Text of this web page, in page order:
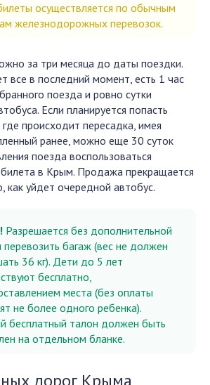
осуществляется по обычным
железнодорожных перевозок.
за три месяца до даты поездки.
все в последний момент, есть 1 час
поезда и ровно сутки
Если планируется попасть
происходит пересадка, имея
ранее, можно еще 30 суток
поезда воспользоваться
в Крым. Продажа прекращается
как уйдет очередной автобус.
Разрешается без дополнительной
багаж (вес не должен
36 кг). Дети до 5 лет
бесплатно,
места (без оплаты
не более одного ребенка).
бесплатный талон должен быть
на отдельном бланке.
дорог Крыма